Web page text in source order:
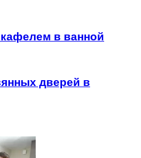
в ванной
дверей в